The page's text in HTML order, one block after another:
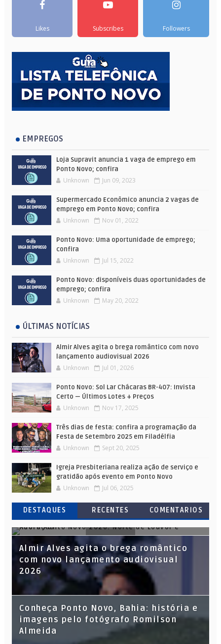
Likes Subscribes Followers
EMPREGOS
Loja Supravit anuncia 1 vaga de emprego em
Ponto Novo; confira
Unknown Jun 09, 2023
Supermercado Econômico anuncia 2 vagas de
emprego em Ponto Novo; confira
Unknown Nov 01, 2022
Ponto Novo: Uma oportunidade de emprego;
confira
Unknown Jul 15, 2022
Ponto Novo: disponíveis duas oportunidades de
emprego; confira
Unknown May 20, 2022
ÚLTIMAS NOTÍCIAS
Almir Alves agita o brega romântico com novo
lançamento audiovisual 2026
Unknown Jul 01, 2026
Ponto Novo: Sol Lar Chácaras BR-407: Invista
Certo — Últimos Lotes + Preços
Unknown Nov 17, 2025
Três dias de festa: confira a programação da
Festa de Setembro 2025 em Filadélfia
Unknown Sept 20, 2025
Igreja Presbiteriana realiza ação de serviço e
gratidão após evento em Ponto Novo
Unknown Jul 06, 2025
DESTAQUES RECENTES COMENTARIOS
Adora Ponto Novo 2026: Noite de
Louvor e Adoração
Almir Alves agita o brega romântico
com novo lançamento audiovisual
2026
Conheça Ponto Novo, Bahia: história e
imagens pelo fotógrafo Romilson
Almeida